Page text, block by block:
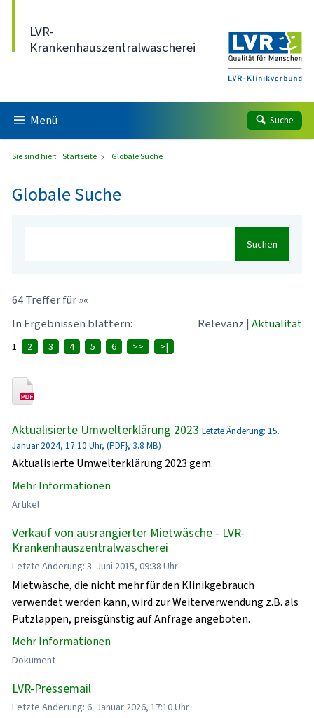
LVR-
Krankenhauszentralwäscherei
Menü Suche
Sie sind hier: Startseite Globale Suche
Globale Suche
Suchen
64 Treffer für »«
In Ergebnissen blättern:
Relevanz | Aktualität
1 2 3 4 5 6 >> >|
Aktualisierte Umwelterklärung 2023 Letzte Änderung: 15.
Januar 2024, 17:10 Uhr, (PDF}, 3.8 MB)
Aktualisierte Umwelterklärung 2023 gem.
Mehr Informationen
Artikel
Verkauf von ausrangierter Mietwäsche - LVR-
Krankenhauszentralwäscherei
Letzte Änderung: 3. Juni 2015, 09:38 Uhr
Mietwäsche, die nicht mehr für den Klinikgebrauch
verwendet werden kann, wird zur Weiterverwendung z.B. als
Putzlappen, preisgünstig auf Anfrage angeboten.
Mehr Informationen
Dokument
LVR-Pressemail
Letzte Änderung: 6. Januar 2026, 17:10 Uhr